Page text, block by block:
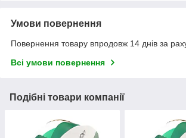
Умови повернення
Повернення товару впродовж 14 днів за
Всі умови повернення
Подібні товари компанії